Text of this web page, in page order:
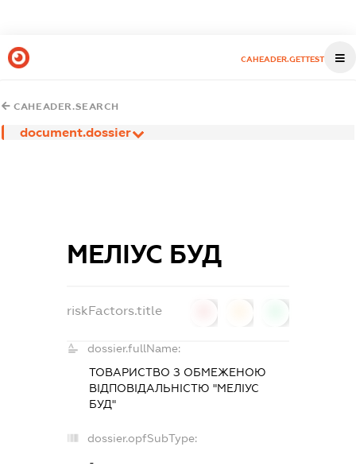
CAHEADER.GETTEST
CAHEADER.SEARCH
document.dossier
МЕЛІУС БУД
riskFactors.title
dossier.fullName:
ТОВАРИСТВО З ОБМЕЖЕНОЮ
ВІДПОВІДАЛЬНІСТЮ "МЕЛІУС
БУД"
dossier.opfSubType:
-